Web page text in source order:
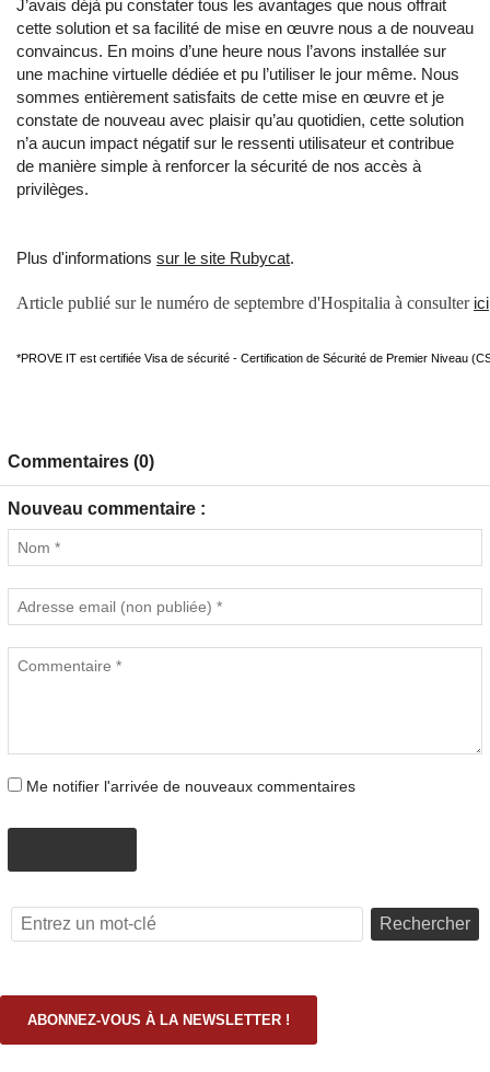
J’avais déjà pu constater tous les avantages que nous offrait
cette solution et sa facilité de mise en œuvre nous a de nouveau
convaincus. En moins d’une heure nous l’avons installée sur
une machine virtuelle dédiée et pu l’utiliser le jour même. Nous
sommes entièrement satisfaits de cette mise en œuvre et je
constate de nouveau avec plaisir qu’au quotidien, cette solution
n’a aucun impact négatif sur le ressenti utilisateur et contribue
de manière simple à renforcer la sécurité de nos accès à
privilèges.
Plus d'informations sur le site Rubycat.
Article publié sur le numéro de septembre d'Hospitalia à consulter ici
*PROVE IT est certifiée Visa de sécurité - Certification de Sécurité de Premier Niveau
Commentaires (0)
Nouveau commentaire :
Me notifier l'arrivée de nouveaux commentaires
Rechercher
ABONNEZ-VOUS À LA NEWSLETTER !